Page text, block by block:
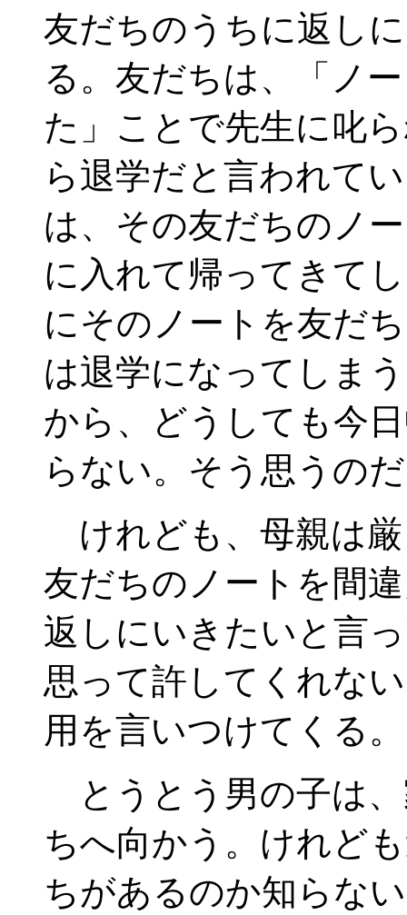
友だちのうちに返し
る。友だちは、「ノ
た」ことで先生に叱
ら退学だと言われて
は、その友だちのノ
に入れて帰ってきて
にそのノートを友だ
は退学になってしま
から、どうしても今
らない。そう思うの
けれども、母親は
友だちのノートを間
返しにいきたいと言
思って許してくれな
用を言いつけてくる。
とうとう男の子は
ちへ向かう。けれど
ちがあるのか知らな